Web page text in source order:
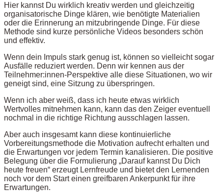
Hier kannst Du wirklich kreativ werden und gleichzeitig
organisatorische Dinge klären, wie benötigte Materialien
oder die Erinnerung an mitzubringende Dinge. Für diese
Methode sind kurze persönliche Videos besonders schön
und effektiv.
Wenn dein Impuls stark genug ist, können so vielleicht sogar
Ausfälle reduziert werden. Denn wir kennen aus der
Teilnehmer:innen-Perspektive alle diese Situationen, wo wir
geneigt sind, eine Sitzung zu überspringen.
Wenn ich aber weiß, dass ich heute etwas wirklich
Wertvolles mitnehmen kann, kann das den Zeiger eventuell
nochmal in die richtige Richtung ausschlagen lassen.
Aber auch insgesamt kann diese kontinuierliche
Vorbereitungsmethode die Motivation aufrecht erhalten und
die Erwartungen vor jedem Termin kanalisieren. Die positive
Belegung über die Formulierung „Darauf kannst Du Dich
heute freuen“ erzeugt Lernfreude und bietet den Lernenden
noch vor dem Start einen greifbaren Ankerpunkt für ihre
Erwartungen.